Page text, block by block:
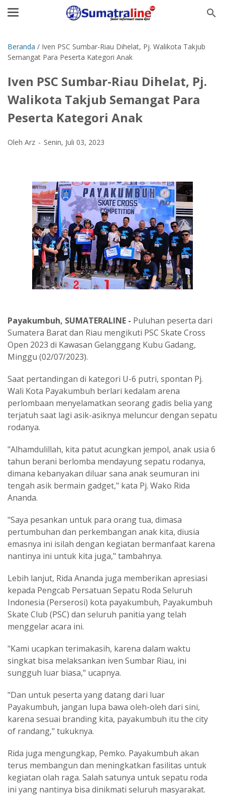
Beranda / Iven PSC Sumbar-Riau Dihelat, Pj. Walikota Takjub
Semangat Para Peserta Kategori Anak
Iven PSC Sumbar-Riau Dihelat, Pj.
Walikota Takjub Semangat Para
Peserta Kategori Anak
Oleh Arz Senin, Juli 03, 2023
Payakumbuh, SUMATERALINE - Puluhan peserta dari
Sumatera Barat dan Riau mengikuti PSC Skate Cross
Open 2023 di Kawasan Gelanggang Kubu Gadang,
Minggu (02/07/2023).
Saat pertandingan di kategori U-6 putri, spontan Pj.
Wali Kota Payakumbuh berlari kedalam arena
perlombaan menyelamatkan seorang gadis belia yang
terjatuh saat lagi asik-asiknya meluncur dengan sepatu
rodanya.
"Alhamdulillah, kita patut acungkan jempol, anak usia 6
tahun berani berlomba mendayung sepatu rodanya,
dimana kebanyakan diluar sana anak seumuran ini
tengah asik bermain gadget," kata Pj. Wako Rida
Ananda.
"Saya pesankan untuk para orang tua, dimasa
pertumbuhan dan perkembangan anak kita, diusia
emasnya ini isilah dengan kegiatan bermanfaat karena
nantinya ini untuk kita juga," tambahnya.
Lebih lanjut, Rida Ananda juga memberikan apresiasi
kepada Pengcab Persatuan Sepatu Roda Seluruh
Indonesia (Perserosi) kota payakumbuh, Payakumbuh
Skate Club (PSC) dan seluruh panitia yang telah
menggelar acara ini.
"Kami ucapkan terimakasih, karena dalam waktu
singkat bisa melaksankan iven Sumbar Riau, ini
sungguh luar biasa," ucapnya.
"Dan untuk peserta yang datang dari luar
Payakumbuh, jangan lupa bawa oleh-oleh dari sini,
karena sesuai branding kita, payakumbuh itu the city
of randang," tukuknya.
Rida juga mengungkap, Pemko. Payakumbuh akan
terus membangun dan meningkatkan fasilitas untuk
kegiatan olah raga. Salah satunya untuk sepatu roda
ini yang nantinya bisa dinikmati seluruh masyarakat.